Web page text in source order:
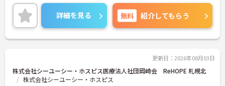
話しいたしますのでお気軽にご相談ください。
詳細を見る 無料 紹介してもらう
更新日：2026年08月03日
株式会社シーユーシー・ホスピス医療法人社団岡崎会 ReHOPE 札幌北
株式会社シーユーシー・ホスピス